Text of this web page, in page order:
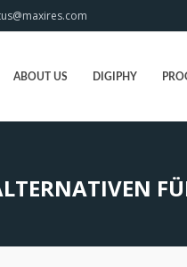
ABOUT US DIGIPHY